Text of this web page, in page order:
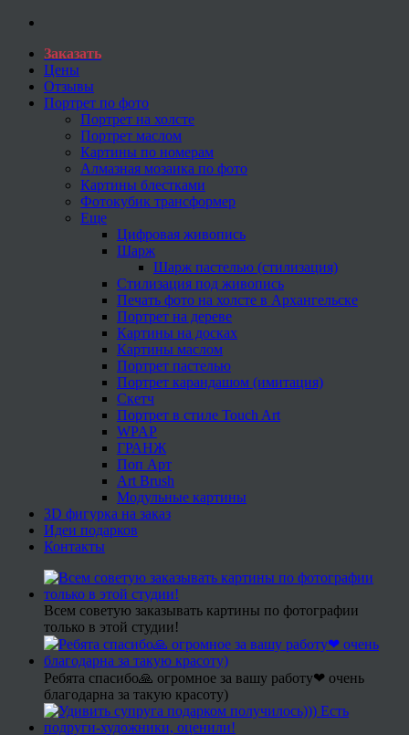
Заказать
Цены
Отзывы
Портрет по фото
Портрет на холсте
Портрет маслом
Картины по номерам
Алмазная мозаика по фото
Картины блестками
Фотокубик трансформер
Еще
Цифровая живопись
Шарж
Шарж пастелью (стилизация)
Стилизация под живопись
Печать фото на холсте в Архангельске
Портрет на дереве
Картины на досках
Картины маслом
Портрет пастелью
Портрет карандашом (имитация)
Скетч
Портрет в стиле Touch Art
WPAP
ГРАНЖ
Поп Арт
Art Brush
Модульные картины
3D фигурка на заказ
Идеи подарков
Контакты
Всем советую заказывать картины по фотографии
только в этой студии!
Ребята спасибо🙏 огромное за вашу работу❤ очень
благодарна за такую красоту)